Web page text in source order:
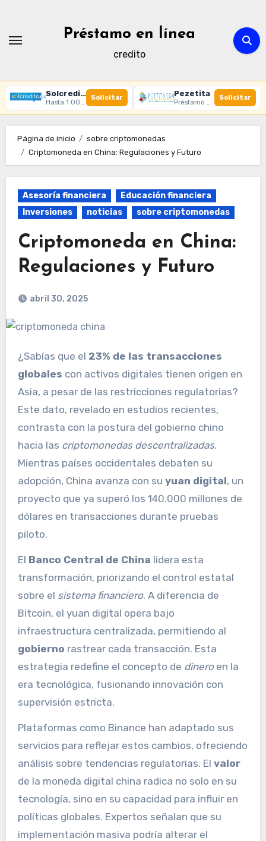
contenido
Préstamo en línea
credito
Solcredito
Hasta 1 000 € · 30 días · 100% online
Solicitar Pezetita
Préstamo online · Aprobación rápida
Solicitar
Página de inicio
sobre criptomonedas
Criptomoneda en China: Regulaciones y Futuro
Asesoría financiera
Educación financiera
Inversiones
noticias sobre criptomonedas
Criptomoneda en China:
Regulaciones y Futuro
abril 30, 2025
¿Sabías que el 23% de las transacciones
globales con activos digitales tienen origen en
Asia, a pesar de las restricciones regulatorias?
Este dato, revelado en estudios recientes,
contrasta con la postura del gobierno chino
hacia las criptomonedas descentralizadas.
Mientras países occidentales debaten su
adopción, China avanza con su yuan digital, un
proyecto que ya superó los 140.000 millones de
dólares en transacciones durante pruebas
piloto.
El Banco Central de China lidera esta
transformación, priorizando el control estatal
sobre el sistema financiero. A diferencia de
Bitcoin, el yuan digital opera bajo
infraestructura centralizada, permitiendo al
gobierno rastrear cada transacción. Esta
estrategia redefine el concepto de dineroen la
era tecnológica, fusionando innovación con
supervisión estricta.
Plataformas como Binance han adaptado sus
servicios para reflejar estos cambios, ofreciendo
análisis sobre tendencias regulatorias. El valor
de la moneda digital china radica no solo en su
tecnología, sino en su capacidad para influir en
políticas globales. Expertos señalan que su
implementación masiva podría alterar el